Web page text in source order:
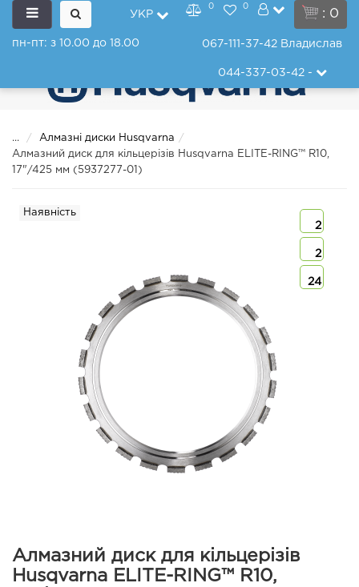
: 0
УКР
0 0
пн-пт: з 10.00 до 18.00 067-111-37-42 Владислав
044-337-03-42-
...
Алмазні диски Husqvarna
Алмазний диск для кільцерізів Husqvarna ELITE-RING™ R10,
17"/425 мм (5937277-01)
2
2
24
Наявність
Алмазний диск для кільцерізів
Husqvarna ELITE-RING™ R10,